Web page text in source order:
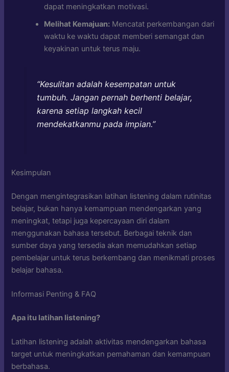
dapat meningkatkan motivasi.
Melihat Kemajuan: Mencatat perkembangan dari
waktu ke waktu dapat memberi semangat dan
keyakinan untuk terus maju.
“Kesulitan adalah kesempatan untuk
tumbuh. Jangan pernah berhenti belajar,
karena setiap langkah kecil
mendekatkanmu pada impian.”
Kesimpulan
Dengan mengintegrasikan latihan listening dalam rutinitas
belajar, bukan hanya kemampuan mendengarkan yang
meningkat, tetapi juga kepercayaan diri dalam
menggunakan bahasa tersebut. Berbagai teknik dan
sumber daya yang tersedia akan memudahkan setiap
pembelajar untuk terus berkembang dan menikmati proses
belajar bahasa.
Informasi Penting & FAQ
Apa itu latihan listening?
Latihan listening adalah aktivitas mendengarkan bahasa
target untuk meningkatkan pemahaman dan kemampuan
berbahasa.